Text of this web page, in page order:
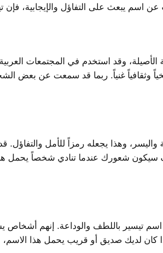
اسم يبعث على التفاؤل والإيجابية، فإن
الأصيلة، وقد استخدم في المجتمعات
وثقافياً غنياً. ربما قد سمعت عن
وهذا يجعله رمزاً للأمل والتفاؤل.
سيكون شعورك عندما تنادي شخصاً يحمل
تيسير باللطف والوداعة. إنهم أشخاص
كان لديك صديق أو قريب يحمل هذا